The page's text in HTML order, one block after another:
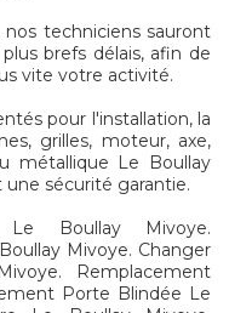
techniciens sauront
brefs délais, afin de
vite votre activité.
pour l'installation, la
grilles, moteur, axe,
métallique Le Boullay
sécurité garantie.
Le Boullay Mivoye.
Mivoye. Changer
Remplacement
Porte Blindée Le